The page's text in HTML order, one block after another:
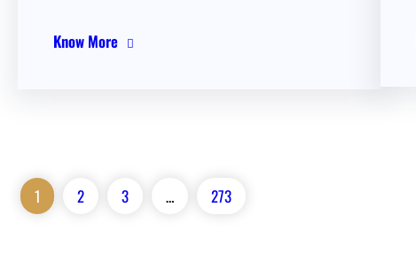
Know More
1 2 3 … 273